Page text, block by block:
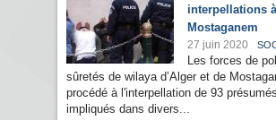
interpellations
Mostaganem
27 juin 2020
Les forces de
sûretés de wilaya d’Alger et de
procédé à l'interpellation de 93
impliqués dans divers...